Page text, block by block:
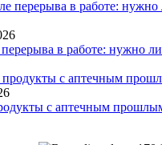
в работе: нужно ли
с аптечным